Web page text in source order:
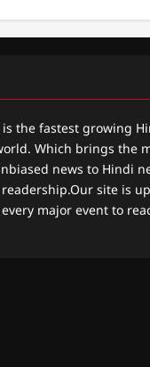
is the fastest growing
Which brings the
news to Hindi
site is
major event to